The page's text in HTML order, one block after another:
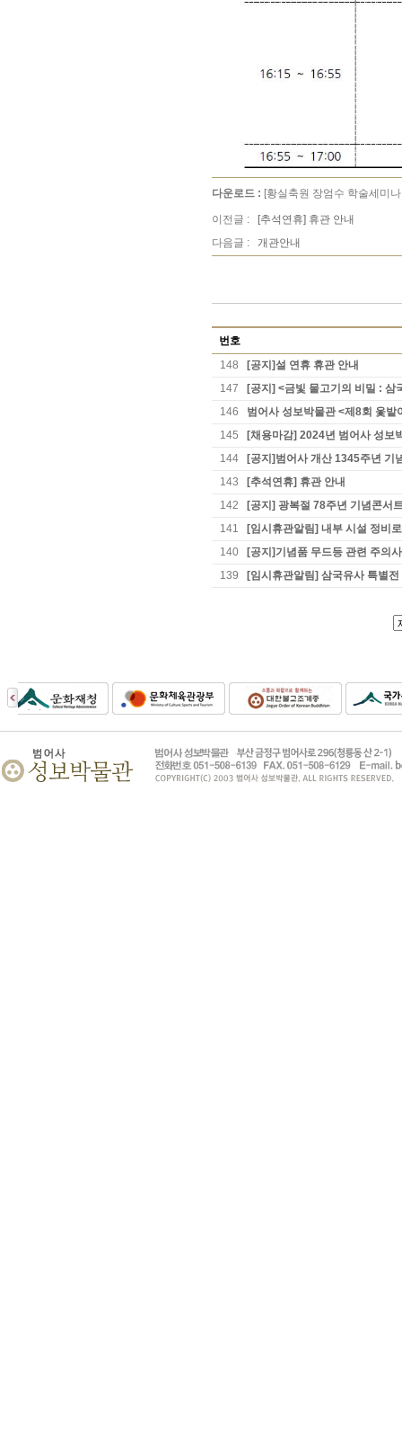
다운로드 : [황실축원 장엄수 학술세미
이전글 :
[추석연휴] 휴관 안내
다음글 : 개관안내
번호
148
[공지]설 연휴 휴관 안내
147
[공지] <금빛 물고기의 비밀 : 삼
146
범어사 성보박물관 <제8회 옻밭
145
[채용마감] 2024년 범어사 성보
144
[공지]범어사 개산 1345주년 기
143
[추석연휴] 휴관 안내
142
[공지] 광복절 78주년 기념콘서
141
[임시휴관알림] 내부 시설 정비
140
[공지]기념품 무드등 관련 주의
139
[임시휴관알림] 삼국유사 특별